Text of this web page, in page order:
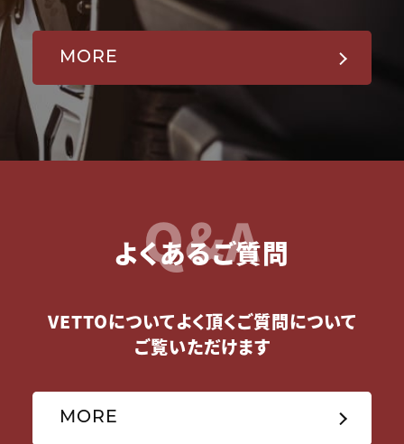
MORE
Q&A
よくあるご質問
VETTOについてよく頂くご質問について
ご覧いただけます
MORE